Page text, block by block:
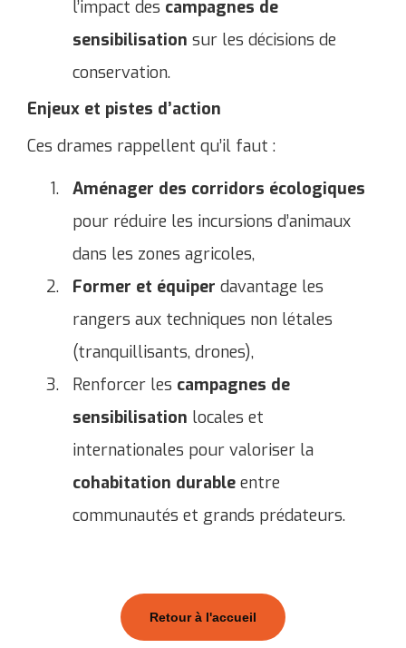
l’impact des campagnes de
sensibilisation sur les décisions de
conservation.
Enjeux et pistes d’action
Ces drames rappellent qu’il faut :
Aménager des corridors écologiques
pour réduire les incursions d’animaux
dans les zones agricoles,
Former et équiper davantage les
rangers aux techniques non létales
(tranquillisants, drones),
Renforcer les campagnes de
sensibilisation locales et
internationales pour valoriser la
cohabitation durable entre
communautés et grands prédateurs.
Retour à l'accueil